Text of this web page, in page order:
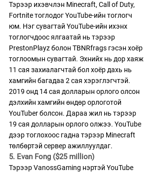
Тэрээр ихэвчлэн Minecraft, Call of Duty,
Fortnite тоглодог YouTube-ийн тоглогч
юм. Нэг сувагтай YouTube-ийн ихэнх
тоглогчдоос ялгаатай нь тэрээр
PrestonPlayz болон TBNRfrags гэсэн хоёр
тоглоомын сувагтай. Эхнийх нь дор хаяж
11 сая захиалагчтай бол хоёр дахь нь
хамгийн багадаа 2 сая хэрэглэгчтэй.
2019 онд 14 сая долларын орлого олсон
дэлхийн хамгийн өндөр орлоготой
YouTuber болсон. Дараа жил нь тэрээр
19 сая долларын орлого олжээ. YouTube
дээр тоглохоос гадна тэрээр Minecraft
төлбөртэй сервер ажиллуулдаг.
5. Evan Fong ($25 million)
Тэрээр VanossGaming нэртэй YouTube